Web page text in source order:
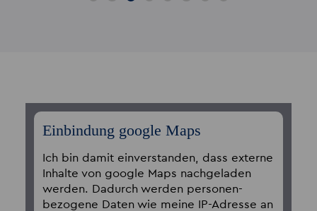
Einbindung google Maps
Ich bin damit einverstanden, dass externe
Inhalte von google Maps nachgeladen
werden. Dadurch werden personen­
bezogene Daten wie meine IP-Adresse an